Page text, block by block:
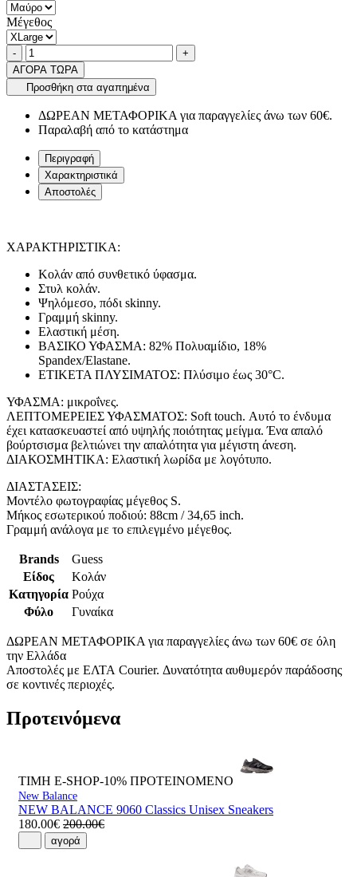
Μέγεθος
Ποσότητα
-product.increase.quantity +
ΑΓΟΡΑ ΤΩΡΑ
Προσθήκη στα αγαπημένα
ΔΩΡΕΑΝ ΜΕΤΑΦΟΡΙΚΑ για παραγγελίες άνω των 60€.
Παραλαβή από το κατάστημα
Περιγραφή
Χαρακτηριστικά
Αποστολές
ΧΑΡΑΚΤΗΡΙΣΤΙΚΑ:
Κολάν από συνθετικό ύφασμα.
Στυλ κολάν.
Ψηλόμεσο, πόδι skinny.
Γραμμή skinny.
Ελαστική μέση.
ΒΑΣΙΚΟ ΥΦΑΣΜΑ: 82% Πολυαμίδιο, 18%
Spandex/Elastane.
ΕΤΙΚΕΤΑ ΠΛΥΣΙΜΑΤΟΣ: Πλύσιμο έως 30°C.
ΥΦΑΣΜΑ: μικροΐνες.
ΛΕΠΤΟΜΕΡΕΙΕΣ ΥΦΑΣΜΑΤΟΣ: Soft touch. Αυτό το ένδυμα
έχει κατασκευαστεί από υψηλής ποιότητας μείγμα. Ένα απαλό
βούρτσισμα βελτιώνει την απαλότητα για μέγιστη άνεση.
ΔΙΑΚΟΣΜΗΤΙΚΑ: Ελαστική λωρίδα με λογότυπο.
ΔΙΑΣΤΑΣΕΙΣ:
Μοντέλο φωτογραφίας μέγεθος S.
Μήκος εσωτερικού ποδιού: 88cm / 34,65 inch.
Γραμμή ανάλογα με το επιλεγμένο μέγεθος.
Brands
Guess
Είδος
Κολάν
Κατηγορία Ρούχα
Φύλο
Γυναίκα
ΔΩΡΕΑΝ ΜΕΤΑΦΟΡΙΚΑ για παραγγελίες άνω των 60€ σε όλη
την Ελλάδα
Αποστολές με ΕΛΤΑ Courier. Δυνατότητα αυθυμερόν παράδοσης
σε κοντινές περιοχές.
Προτεινόμενα
ΤΙΜΗ E-SHOP-10% ΠΡΟΤΕΙΝΟΜΕΝΟ
New Balance
NEW BALANCE 9060 Classics Unisex Sneakers
180.00€ 200.00€
αγορά